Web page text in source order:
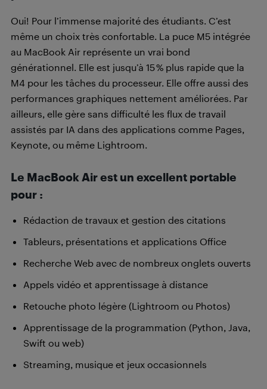
Oui! Pour l’immense majorité des étudiants. C’est
même un choix très confortable. La puce M5 intégrée
au MacBook Air représente un vrai bond
générationnel. Elle est jusqu’à 15 % plus rapide que la
M4 pour les tâches du processeur. Elle offre aussi des
performances graphiques nettement améliorées. Par
ailleurs, elle gère sans difficulté les flux de travail
assistés par IA dans des applications comme Pages,
Keynote, ou même Lightroom.
Le MacBook Air est un excellent portable
pour :
Rédaction de travaux et gestion des citations
Tableurs, présentations et applications Office
Recherche Web avec de nombreux onglets ouverts
Appels vidéo et apprentissage à distance
Retouche photo légère (Lightroom ou Photos)
Apprentissage de la programmation (Python, Java,
Swift ou web)
Streaming, musique et jeux occasionnels